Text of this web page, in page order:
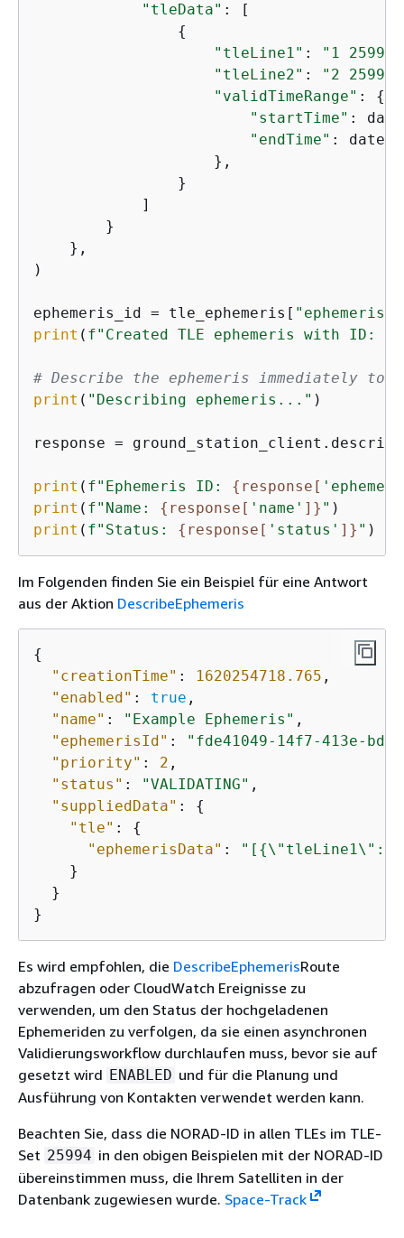
"tleData" : [
{
"tleLine1" :
"1
"tleLine2" :
"2 25994
"validTimeRange" : {
"startTime" :
"endTime" :
                    },
                }
            ]
        }
    },
)
ephemeris_id = tle_ephemeris[
print ( f"Created TLE ephemeris with ID:
# Describe the ephemeris immediately
print ( "Describing ephemeris..." )
response =
print ( f"Ephemeris ID: { response[
print ( f"Name: { response[ 'name' ]} "
print ( f"Status: { response[ 'status' ]} "
Im Folgenden finden Sie ein Beispiel für eine Antwort
aus der Aktion DescribeEphemeris
{
"creationTime" : 1620254718.765 ,
"enabled" : true ,
"name" : "Example Ephemeris" ,
"ephemerisId" :
"fde41049-14f7-413e-bd7b-
"priority" : 2 ,
"status" : "VALIDATING" ,
"suppliedData" : {
"tle" : {
"ephemerisData" : "[ {\"tleLine1\": \"1
    }
  }
}
Es wird empfohlen, die DescribeEphemerisRoute
abzufragen oder CloudWatch Ereignisse zu
verwenden, um den Status der hochgeladenen
Ephemeriden zu verfolgen, da sie einen asynchronen
Validierungsworkflow durchlaufen muss, bevor sie auf
gesetzt wird ENABLED und für die Planung und
Ausführung von Kontakten verwendet werden kann.
Beachten Sie, dass die NORAD-ID in allen TLEs im TLE-
Set 25994 in den obigen Beispielen mit der NORAD-ID
übereinstimmen muss, die Ihrem Satelliten in der
Datenbank zugewiesen wurde. Space-Track